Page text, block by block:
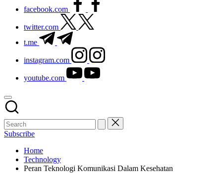
facebook.com
twitter.com
t.me
instagram.com
youtube.com
Subscribe
Home
Technology
Peran Teknologi Komunikasi Dalam Kesehatan